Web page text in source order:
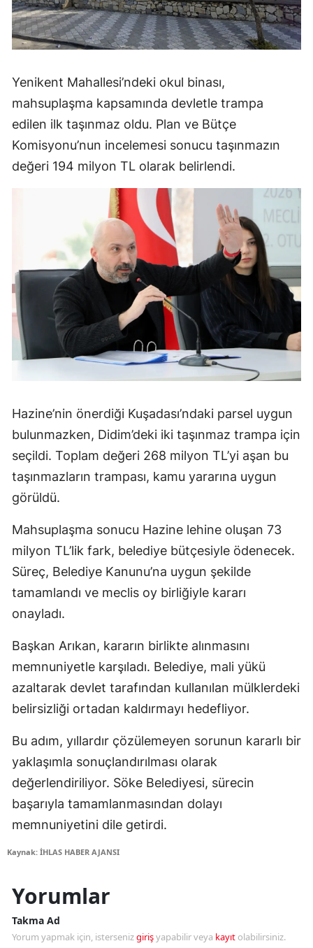
Yenikent Mahallesi’ndeki okul binası,
mahsuplaşma kapsamında devletle trampa
edilen ilk taşınmaz oldu. Plan ve Bütçe
Komisyonu’nun incelemesi sonucu taşınmazın
değeri 194 milyon TL olarak belirlendi.
Hazine’nin önerdiği Kuşadası’ndaki parsel uygun
bulunmazken, Didim’deki iki taşınmaz trampa için
seçildi. Toplam değeri 268 milyon TL’yi aşan bu
taşınmazların trampası, kamu yararına uygun
görüldü.
Mahsuplaşma sonucu Hazine lehine oluşan 73
milyon TL’lik fark, belediye bütçesiyle ödenecek.
Süreç, Belediye Kanunu’na uygun şekilde
tamamlandı ve meclis oy birliğiyle kararı
onayladı.
Başkan Arıkan, kararın birlikte alınmasını
memnuniyetle karşıladı. Belediye, mali yükü
azaltarak devlet tarafından kullanılan mülklerdeki
belirsizliği ortadan kaldırmayı hedefliyor.
Bu adım, yıllardır çözülemeyen sorunun kararlı bir
yaklaşımla sonuçlandırılması olarak
değerlendiriliyor. Söke Belediyesi, sürecin
başarıyla tamamlanmasından dolayı
memnuniyetini dile getirdi.
Kaynak: İHLAS HABER AJANSI
Yorumlar
Takma Ad
Yorum yapmak için, istersenizgirişyapabilir veya kayıt olabilirsiniz.